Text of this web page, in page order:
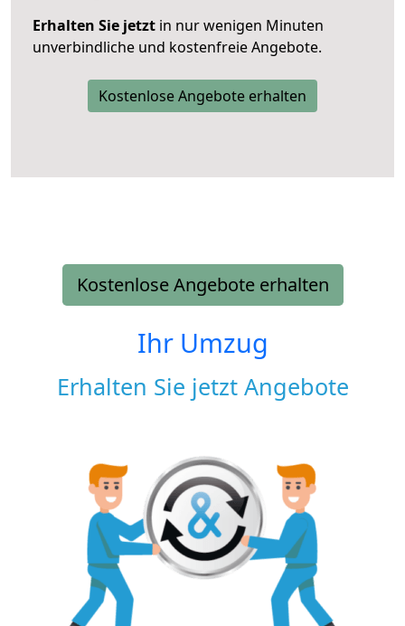
Erhalten Sie jetzt in nur wenigen Minuten
unverbindliche und kostenfreie Angebote.
Kostenlose Angebote erhalten
Kostenlose Angebote erhalten
Ihr Umzug
Erhalten Sie jetzt Angebote